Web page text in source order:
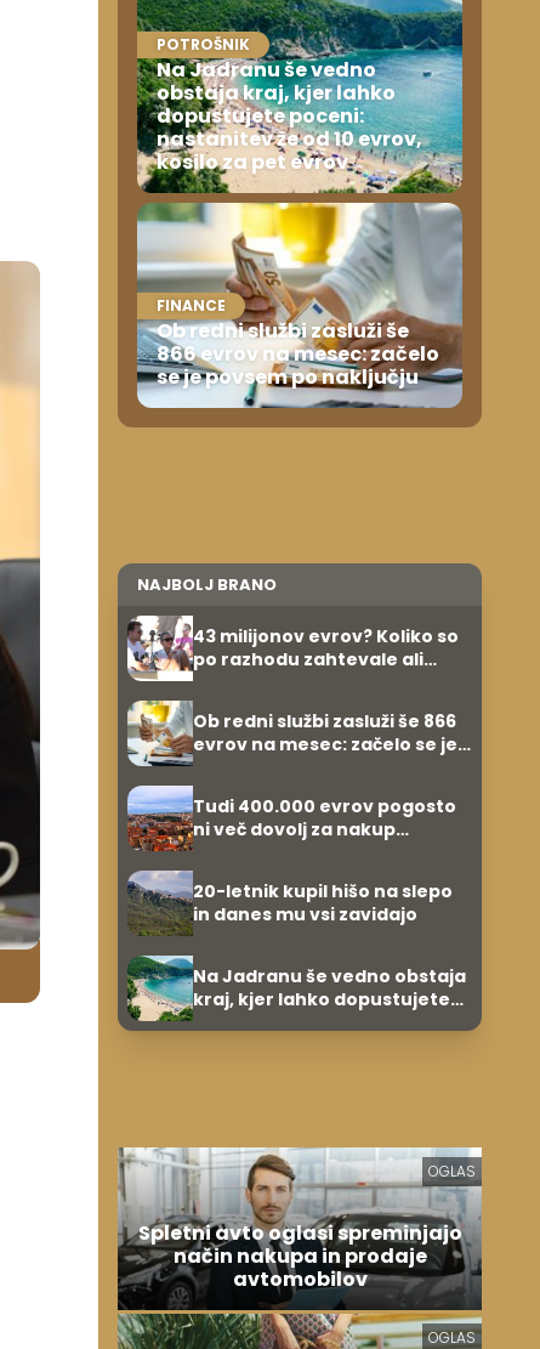
POTROŠNIK
Na Jadranu še vedno
obstaja kraj, kjer lahko
dopustujete poceni:
nastanitev že od 10 evrov,
kosilo za pet evrov
FINANCE
Ob redni službi zasluži še
866 evrov na mesec: začelo
se je povsem po naključju
NAJBOLJ BRANO
43 milijonov evrov? Koliko so
po razhodu zahtevale ali
Ob redni službi zasluži še 866
evrov na mesec: začelo se je
Tudi 400.000 evrov pogosto
ni več dovolj za nakup
20-letnik kupil hišo na slepo
in danes mu vsi zavidajo
Na Jadranu še vedno obstaja
kraj, kjer lahko dopustujete
OGLAS
Spletni avto oglasi spreminjajo
način nakupa in prodaje
avtomobilov
OGLAS